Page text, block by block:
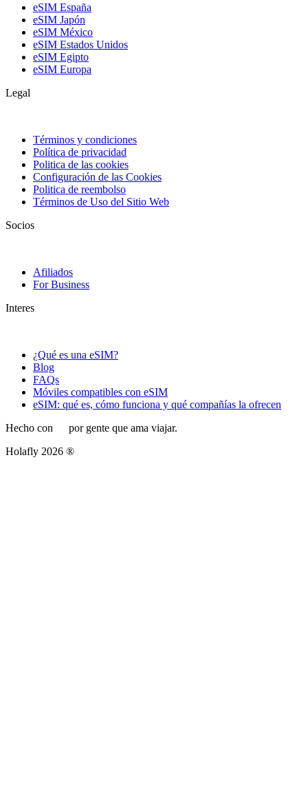
eSIM España
eSIM Japón
eSIM México
eSIM Estados Unidos
eSIM Egipto
eSIM Europa
Legal
Términos y condiciones
Política de privacidad
Politica de las cookies
Configuración de las Cookies
Politica de reembolso
Términos de Uso del Sitio Web
Socios
Afiliados
For Business
Interes
¿Qué es una eSIM?
Blog
FAQs
Móviles compatibles con eSIM
eSIM: qué es, cómo funciona y qué compañías la ofrecen
Hecho con
por gente que ama viajar.
Holafly 2026 ®